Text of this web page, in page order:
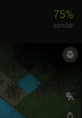
75%
similar